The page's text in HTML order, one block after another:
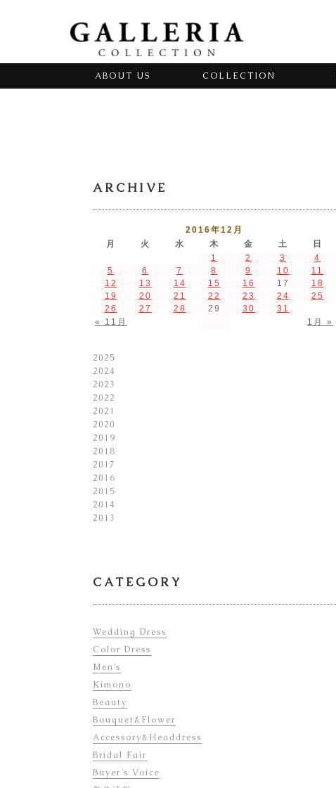
ABOUT US COLLECTION
ARCHIVE
2016年12月
月
火 水 木 金 土 日
« 11月 1月 »
1 2 3
4
5
6 7 8 9 10
11
12
13 14 15 16 17
18
19
20 21 22 23 24
25
26
27 28 29 30 31
2025
2024
2023
2022
2021
2020
2019
2018
2017
2016
2015
2014
2013
CATEGORY
Wedding Dress
Color Dress
Men’s
Kimono
Beauty
Bouquet&Flower
Accessory&Headdress
Bridal Fair
Buyer’s Voice